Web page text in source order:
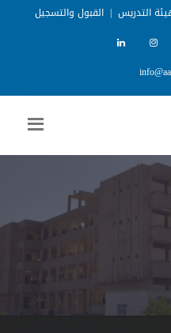
التدريس | القبول والتسجيل